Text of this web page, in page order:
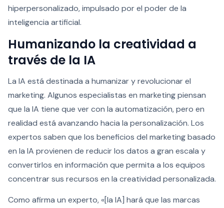
hiperpersonalizado, impulsado por el poder de la
inteligencia artificial.
Humanizando la creatividad a
través de la IA
La IA está destinada a humanizar y revolucionar el
marketing. Algunos especialistas en marketing piensan
que la IA tiene que ver con la automatización, pero en
realidad está avanzando hacia la personalización. Los
expertos saben que los beneficios del marketing basado
en la IA provienen de reducir los datos a gran escala y
convertirlos en información que permita a los equipos
concentrar sus recursos en la creatividad personalizada.
Como afirma un experto, «[la IA] hará que las marcas